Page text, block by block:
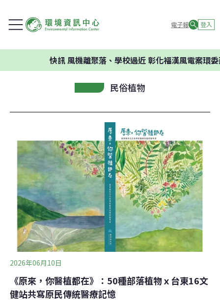
電子報 登入
風機離聚落、學校過近 彰化福漢風電案環委建議不應
民俗植物
2026年06月10日
《原來，你醫植都在》：50種部落植物ｘ台東16文
健站共寫原民傳統醫療記憶